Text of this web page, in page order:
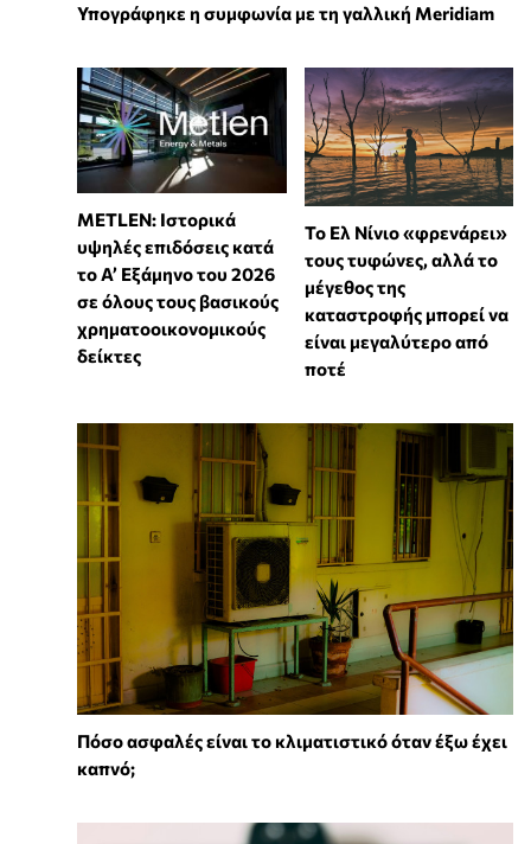
Υπογράφηκε η συμφωνία με τη γαλλική Meridiam
METLEN: Ιστορικά
υψηλές επιδόσεις κατά
το Α’ Εξάμηνο του 2026
σε όλους τους βασικούς
χρηματοοικονομικούς
δείκτες
Το Ελ Νίνιο «φρενάρει»
τους τυφώνες, αλλά το
μέγεθος της
καταστροφής μπορεί να
είναι μεγαλύτερο από
ποτέ
Πόσο ασφαλές είναι το κλιματιστικό όταν έξω έχει
καπνό;